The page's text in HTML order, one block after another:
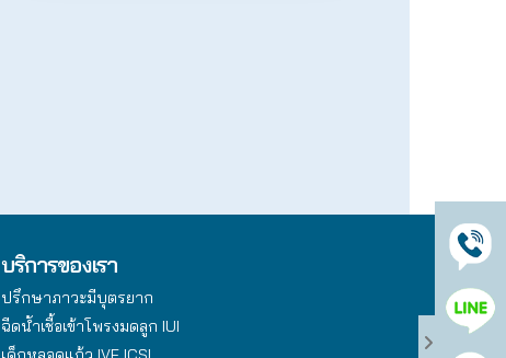
บริการของเรา
ปรึกษาภาวะมีบุตรยาก
ฉีดน้ำเชื้อเข้าโพรงมดลูก IUI